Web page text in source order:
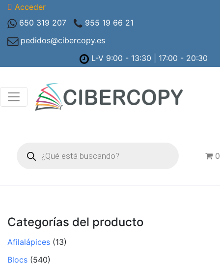
Acceder
650 319 207
955 19 66 21
pedidos@cibercopy.es
L-V 9:00 - 13:30 | 17:00 - 20:30
productos
0
Categorías del producto
Afilalápices (13)
Blocs (540)